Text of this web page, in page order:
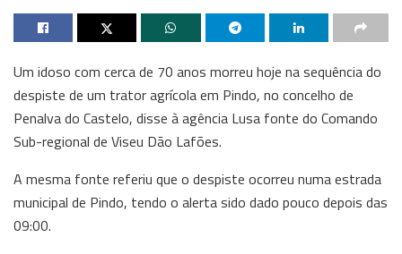
Um idoso com cerca de 70 anos morreu hoje na sequência do
despiste de um trator agrícola em Pindo, no concelho de
Penalva do Castelo, disse à agência Lusa fonte do Comando
Sub-regional de Viseu Dão Lafões.
A mesma fonte referiu que o despiste ocorreu numa estrada
municipal de Pindo, tendo o alerta sido dado pouco depois das
09:00.